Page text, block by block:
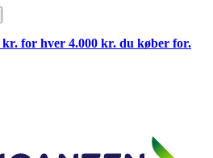
for hver 4.000 kr. du køber for.